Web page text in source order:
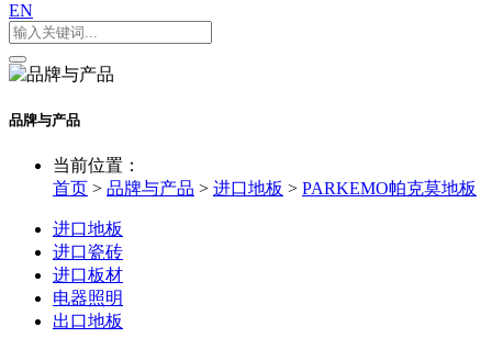
EN
品牌与产品
当前位置：
首页 > 品牌与产品 > 进口地板 > PARKEMO帕克莫地板
进口地板
进口瓷砖
进口板材
电器照明
出口地板